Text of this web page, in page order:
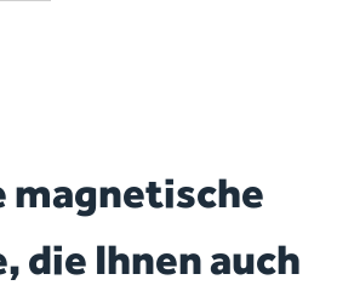
magnetische
die Ihnen auch